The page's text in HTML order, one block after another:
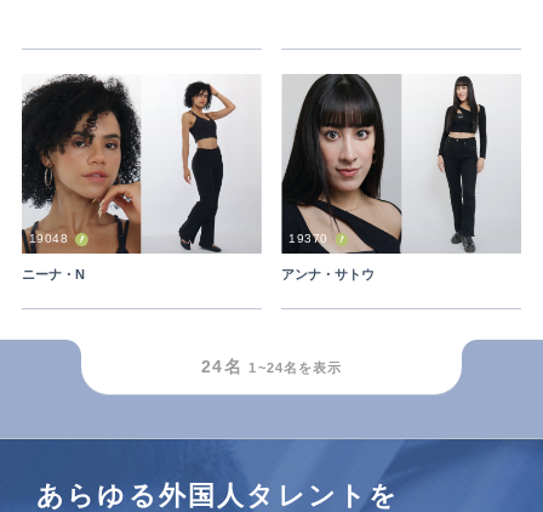
19048
ニーナ・N
19370
アンナ・サトウ
24名1~24名を表示
あらゆる外国人タレントを